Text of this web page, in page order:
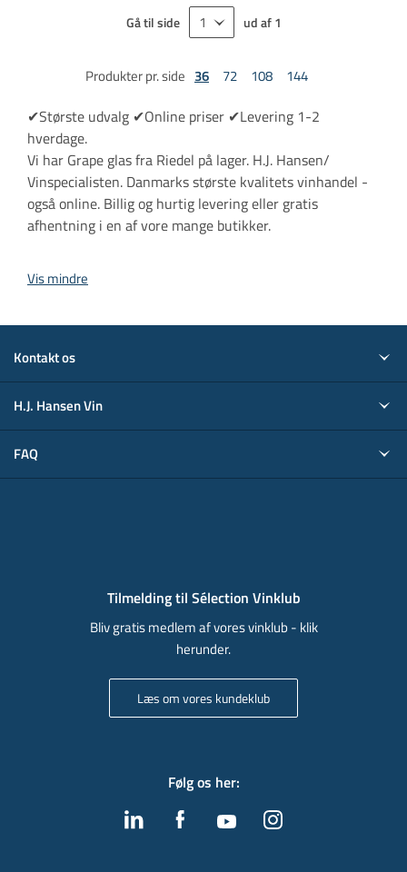
Gå til side ud af 1
Produkter pr. side 36 72 108 144
✔Største udvalg ✔Online priser ✔Levering 1-2
hverdage.
Vi har Grape glas fra Riedel på lager. H.J. Hansen/
Vinspecialisten. Danmarks største kvalitets vinhandel -
også online. Billig og hurtig levering eller gratis
afhentning i en af vore mange butikker.
Vis mindre
Kontakt os
H.J. Hansen Vin
FAQ
Tilmelding til Sélection Vinklub
Bliv gratis medlem af vores vinklub - klik
herunder.
Læs om vores kundeklub
Følg os her: